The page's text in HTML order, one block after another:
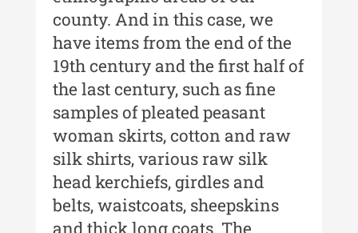
culturală IV (2025)
MediCult - Revista de mediere
culturală III (2024)
MediCult - Revista de mediere
culturală II (2023)
Indexul Complet
Acta Pangratia
Acta Pangratia I (2023)
county. And in this case, we
have items from the end of the
19th century and the first half of
the last century, such as fine
samples of pleated peasant
woman skirts, cotton and raw
silk shirts, various raw silk
head kerchiefs, girdles and
belts, waistcoats, sheepskins
and thick long coats. The